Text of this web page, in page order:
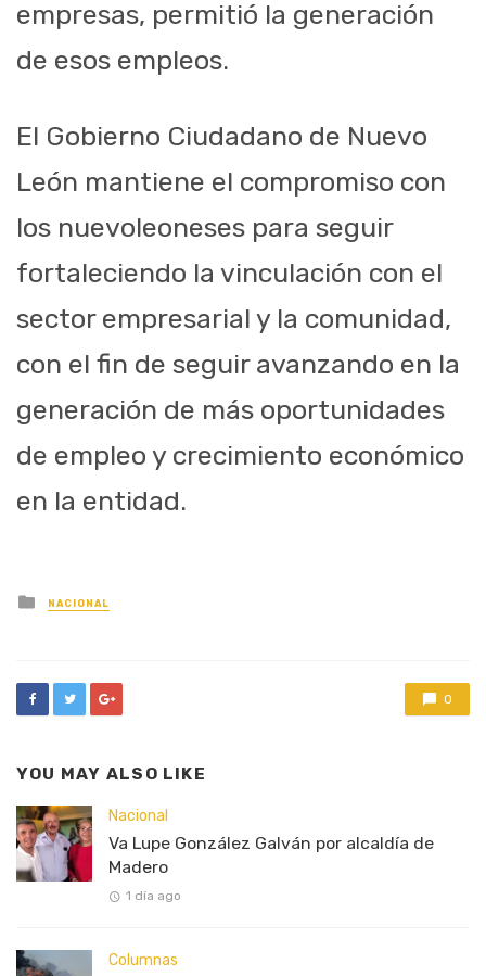
empresas, permitió la generación
de esos empleos.
El Gobierno Ciudadano de Nuevo
León mantiene el compromiso con
los nuevoleoneses para seguir
fortaleciendo la vinculación con el
sector empresarial y la comunidad,
con el fin de seguir avanzando en la
generación de más oportunidades
de empleo y crecimiento económico
en la entidad.
Posted
in
NACIONAL
0
YOU MAY ALSO LIKE
Nacional
Va Lupe González Galván por alcaldía de
Madero
1 día ago
Columnas